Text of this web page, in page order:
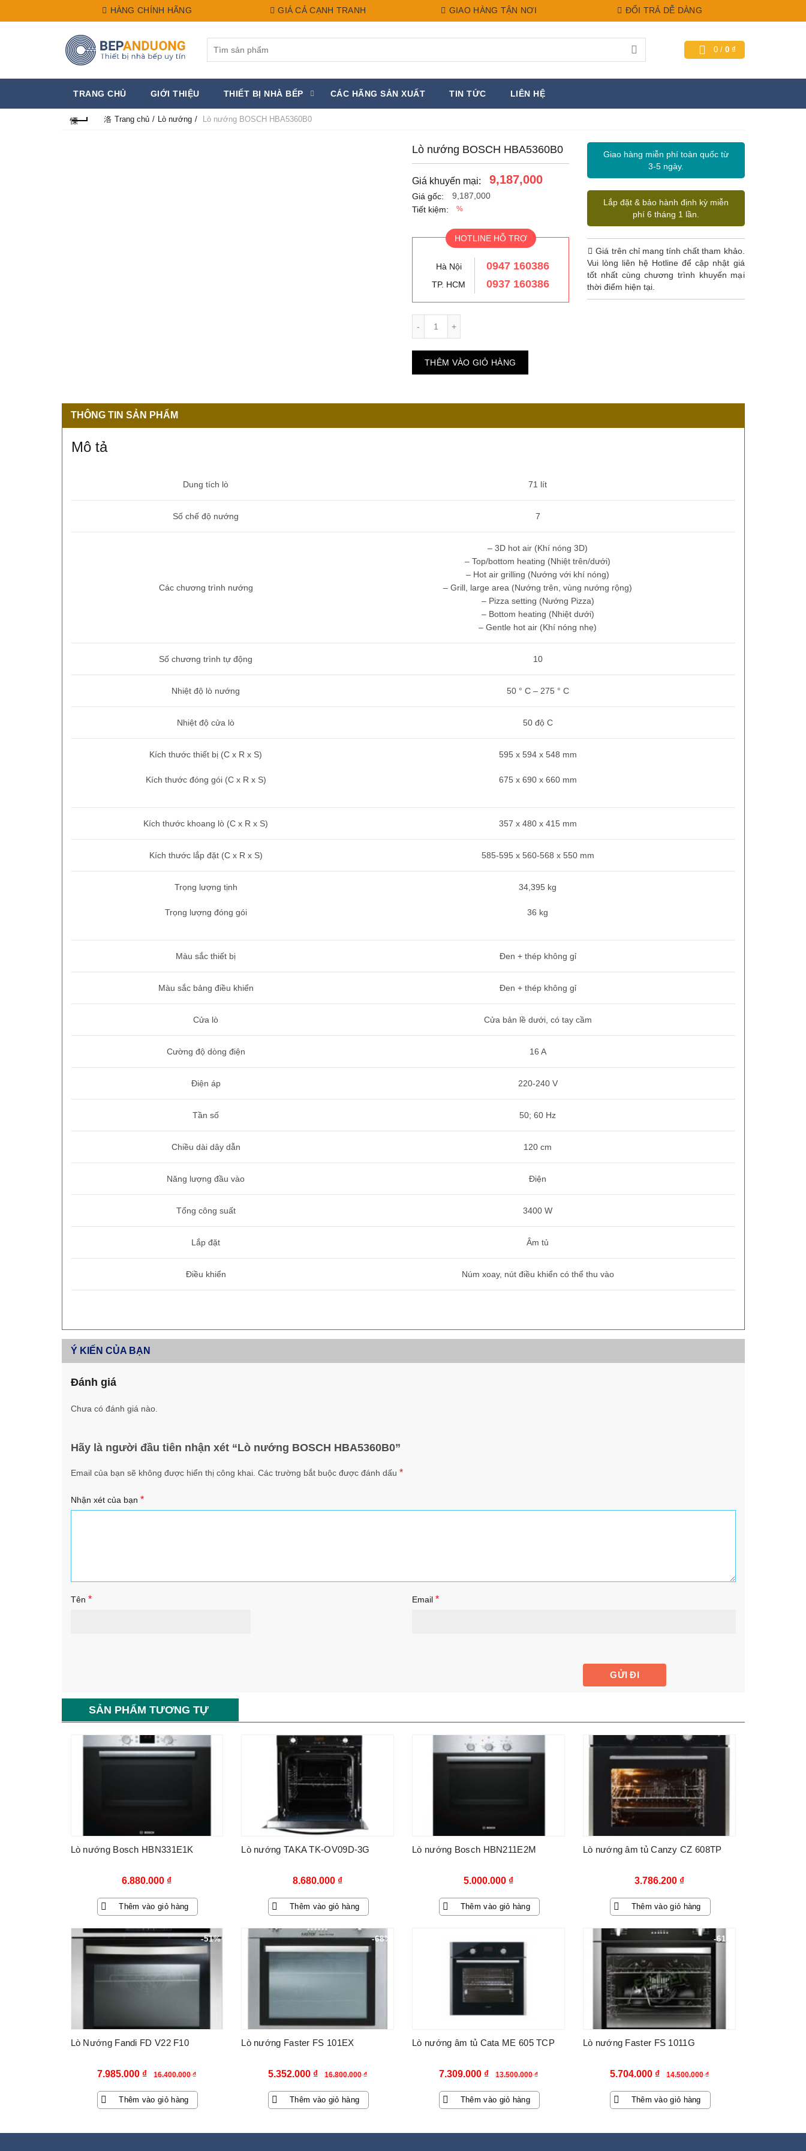
HÀNG CHÍNH HÃNG GIÁ CẢ CẠNH TRANH GIAO HÀNG TẬN NƠI ĐỔI TRẢ DỄ DÀNG
0 / 0 ₫
TRANG CHỦ GIỚI THIỆU THIẾT BỊ NHÀ BẾP CÁC HÃNG SẢN XUẤT TIN TỨC LIÊN HỆ
Trang chủ Lò nướng Lò nướng BOSCH HBA5360B0
Lò nướng BOSCH HBA5360B0
Giá khuyến mại: 9,187,000
Giá gốc:
9,187,000
Tiết kiệm:
%
HOTLINE HỖ TRỢ
Hà Nội 0947 160386
TP. HCM 0937 160386
THÊM VÀO GIỎ HÀNG
Giao hàng miễn phí toàn quốc từ
3-5 ngày.
Lắp đặt & bảo hành định kỳ miễn
phí 6 tháng 1 lần.
Giá trên chỉ mang tính chất tham khảo.
Vui lòng liên hệ Hotline để cập nhật giá
tốt nhất cùng chương trình khuyến mại
thời điểm hiện tại.
THÔNG TIN SẢN PHẨM
Mô tả
Dung tích lò 71 lít
Số chế độ nướng 7
Các chương trình nướng
– 3D hot air (Khí nóng 3D)
– Top/bottom heating (Nhiệt trên/dưới)
– Hot air grilling (Nướng với khí nóng)
– Grill, large area (Nướng trên, vùng nướng rộng)
– Pizza setting (Nướng Pizza)
– Bottom heating (Nhiệt dưới)
– Gentle hot air (Khí nóng nhẹ)
Số chương trình tự động 10
Nhiệt độ lò nướng 50 ° C – 275 ° C
Nhiệt độ cửa lò 50 độ C
Kích thước thiết bị (C x R x S)
Kích thước đóng gói (C x R x S)
595 x 594 x 548 mm
675 x 690 x 660 mm
Kích thước khoang lò (C x R x S) 357 x 480 x 415 mm
Kích thước lắp đặt (C x R x S) 585-595 x 560-568 x 550 mm
Trọng lượng tịnh
Trọng lượng đóng gói
34,395 kg
36 kg
Màu sắc thiết bị Đen + thép không gỉ
Màu sắc bảng điều khiển Đen + thép không gỉ
Cửa lò Cửa bản lề dưới, có tay cầm
Cường độ dòng điện 16 A
Điện áp 220-240 V
Tần số 50; 60 Hz
Chiều dài dây dẫn 120 cm
Năng lượng đầu vào Điện
Tổng công suất 3400 W
Lắp đặt Âm tủ
Điều khiển Núm xoay, nút điều khiển có thể thu vào
Ý KIẾN CỦA BẠN
Đánh giá
Chưa có đánh giá nào.
Hãy là người đầu tiên nhận xét “Lò nướng BOSCH HBA5360B0”
Email của bạn sẽ không được hiển thị công khai. Các trường bắt buộc được đánh dấu *
Nhận xét của bạn *
Tên * Email *
SẢN PHẨM TƯƠNG TỰ
Lò nướng Bosch HBN331E1K
6.880.000 ₫
Thêm vào giỏ hàng
Lò nướng TAKA TK-OV09D-3G
8.680.000 ₫
Thêm vào giỏ hàng
Lò nướng Bosch HBN211E2M
5.000.000 ₫
Thêm vào giỏ hàng
Lò nướng âm tủ Canzy CZ 608TP
3.786.200 ₫
Thêm vào giỏ hàng
-51%
Lò Nướng Fandi FD V22 F10
16.400.000₫
Giá
gốc
là:
16.400.000 ₫.
7.985.000 ₫
Giá
hiện
tại
là:
Thêm vào giỏ hàng
-68%
Lò nướng Faster FS 101EX
16.800.000₫
Giá
gốc
là:
16.800.000 ₫.
5.352.000 ₫
Giá
hiện
tại
là:
Thêm vào giỏ hàng
Lò nướng âm tủ Cata ME 605 TCP
13.500.000₫
Giá
gốc
là:
13.500.000 ₫.
7.309.000 ₫
Giá
hiện
tại
là:
Thêm vào giỏ hàng
-61%
Lò nướng Faster FS 1011G
14.500.000₫
Giá
gốc
là:
14.500.000 ₫.
5.704.000 ₫
Giá
hiện
tại
là:
Thêm vào giỏ hàng